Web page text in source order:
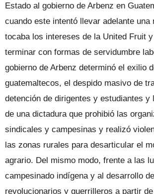
Estado al gobierno de Arbenz en
cuando este intentó llevar adelante una
tocaba los intereses de la United Fruit
terminar con formas de servidumbre
gobier­no de Arbenz determinó el exilio
guatemaltecos, el despido masivo de
detención de dirigen­tes y estudiantes y
de una dictadura que prohibió las
sindicales y campesinas y realizó
las zonas rurales para desarticular el
agrario. Del mismo modo, frente a las
campesinado indígena y al desarrollo
revolucionarios y gue­rrilleros a partir